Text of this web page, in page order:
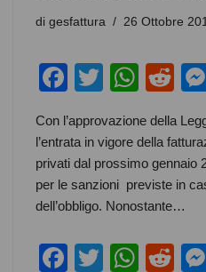
di gesfattura 26 Ottobre
F
c
e
b
o
o
T
tt
er
W
at
s
A
p
p
R
d
di
t
Con l’approvazione della
l’entrata in vigore della
privati dal prossimo gennaio
per le sanzioni previste in
dell’obbligo. Nonostante…
F
T
W R